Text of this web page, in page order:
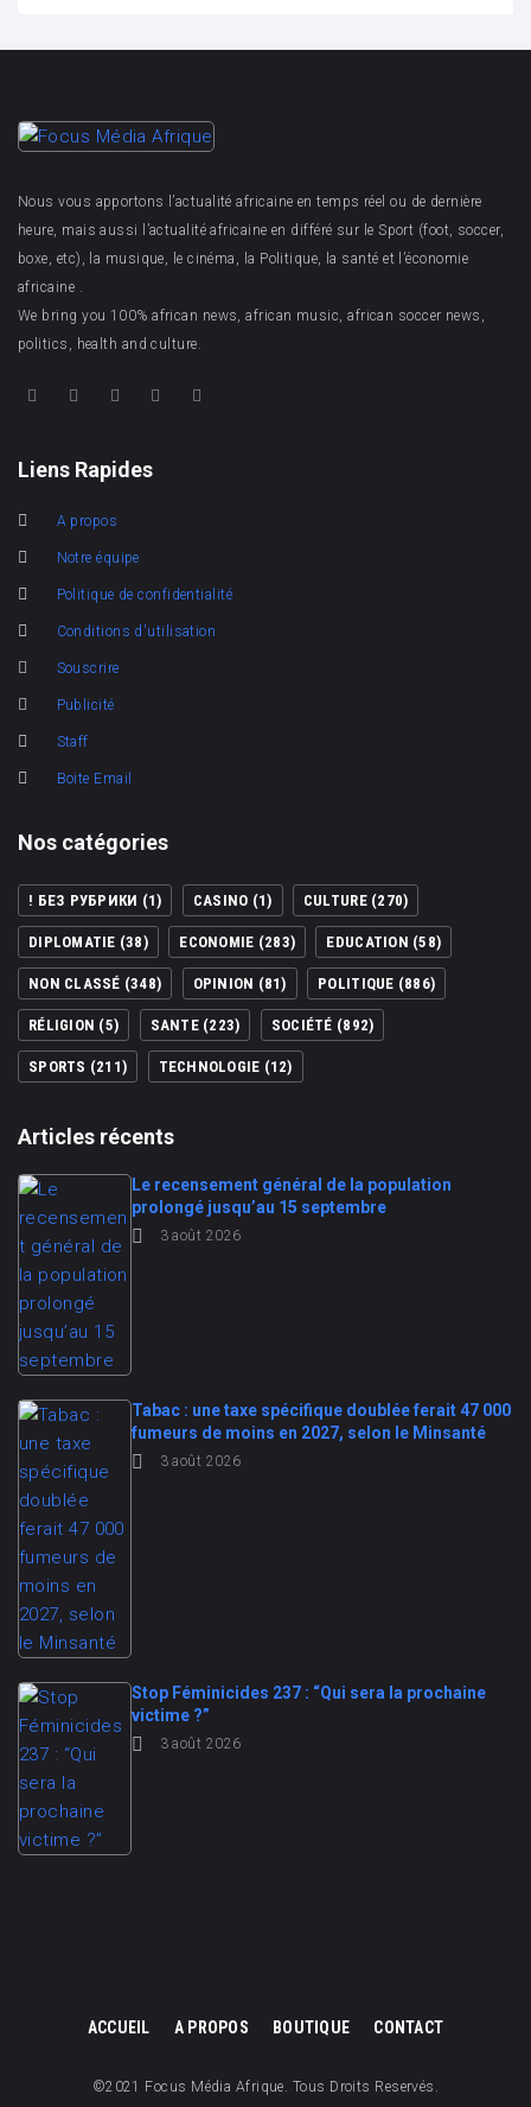
Nous vous apportons l’actualité africaine en temps réel ou de dernière
heure, mais aussi l’actualité africaine en différé sur le Sport (foot, soccer,
boxe, etc), la musique, le cinéma, la Politique, la santé et l’économie
africaine .
We bring you 100% african news, african music, african soccer news,
politics, health and culture.
Liens Rapides
A propos
Notre équipe
Politique de confidentialité
Conditions d'utilisation
Souscrire
Publicité
Staff
Boite Email
Nos catégories
! БЕЗ РУБРИКИ (1) CASINO (1) CULTURE(270)
DIPLOMATIE (38) ECONOMIE (283) EDUCATION (58)
NON CLASSÉ (348) OPINION (81) POLITIQUE (886)
RÉLIGION (5) SANTE(223) SOCIÉTÉ (892)
SPORTS (211) TECHNOLOGIE (12)
Articles récents
Le recensement général de la population
prolongé jusqu’au 15 septembre
3 août 2026
Tabac : une taxe spécifique doublée ferait 47 000
fumeurs de moins en 2027, selon le Minsanté
3 août 2026
Stop Féminicides 237 : “Qui sera la prochaine
victime ?”
3 août 2026
ACCUEIL A PROPOS BOUTIQUE CONTACT
©2021 Focus Média Afrique. Tous Droits Reservés.